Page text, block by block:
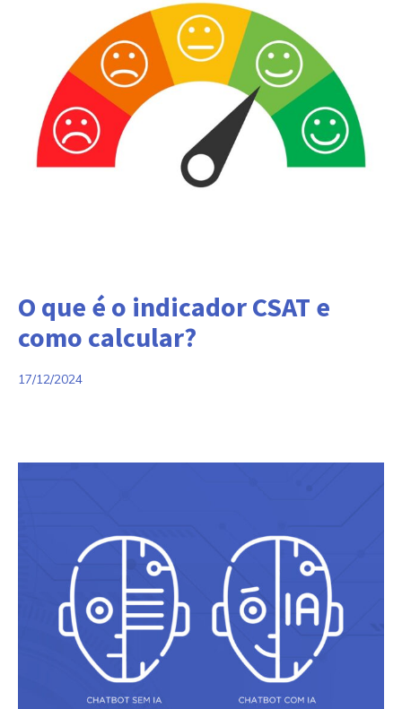
O que é o indicador CSAT e
como calcular?
17/12/2024